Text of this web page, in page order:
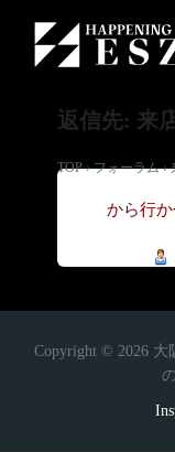
返信先: 来
TOP › フォーラム ›
から行
Copyright © 2026 大